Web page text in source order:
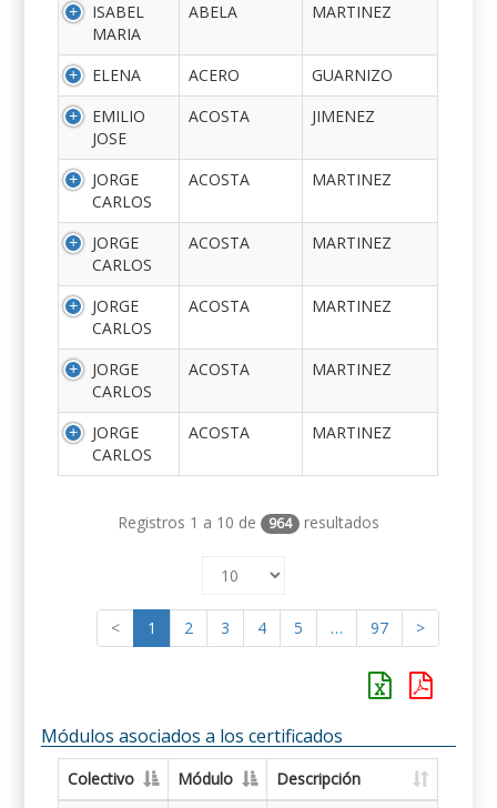
ISABEL
MARIA
ABELA MARTINEZ
ELENA ACERO
GUARNIZO
EMILIO
JOSE
ACOSTA JIMENEZ
JORGE
CARLOS
ACOSTA MARTINEZ
JORGE
CARLOS
ACOSTA MARTINEZ
JORGE
CARLOS
ACOSTA MARTINEZ
JORGE
CARLOS
ACOSTA MARTINEZ
JORGE
CARLOS
ACOSTA MARTINEZ
Registros 1 a 10 de 964 resultados
< 1 2 3 4 5 … 97 >
Módulos asociados a los certificados
Colectivo Módulo
Descripción